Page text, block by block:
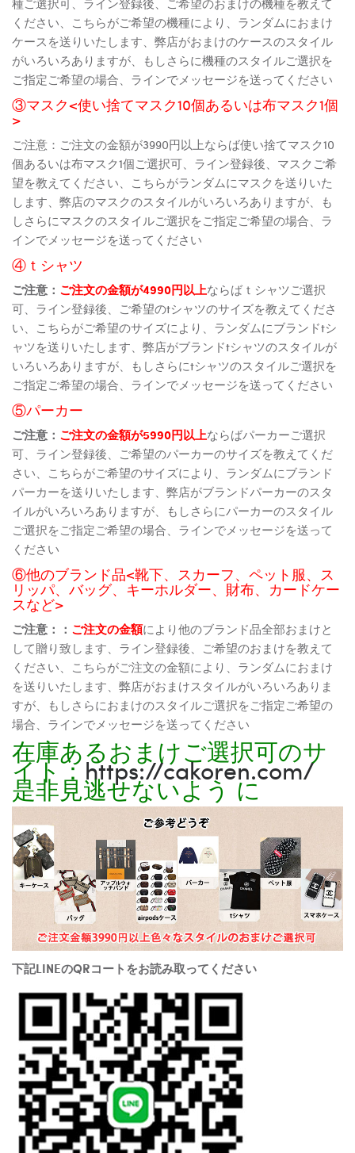
ください、こちらがご希望の機種により、ランダムにおまけ
ケースを送りいたします、弊店がおまけのケースのスタイル
がいろいろありますが、もしさらに機種のスタイルご選択を
ご指定ご希望の場合、ラインでメッセージを送ってください
③マスク<使い捨てマスク10個あるいは布マスク1個
>
ご注意：ご注文の金額が3990円以上ならば使い捨てマスク10
個あるいは布マスク1個ご選択可、ライン登録後、マスクご希
望を教えてください、こちらがランダムにマスクを送りいた
します、弊店のマスクのスタイルがいろいろありますが、も
しさらにマスクのスタイルご選択をご指定ご希望の場合、ラ
インでメッセージを送ってください
④ｔシャツ
ご注意： ご注文の金額が4990円以上ならばｔシャツご選択
可、ライン登録後、ご希望のtシャツのサイズを教えてくださ
い、こちらがご希望のサイズにより、ランダムにブランドtシ
ャツを送りいたします、弊店がブランドtシャツのスタイルが
いろいろありますが、もしさらにtシャツのスタイルご選択を
ご指定ご希望の場合、ラインでメッセージを送ってください
⑤パーカー
ご注意： ご注文の金額が5990円以上ならばパーカーご選択
可、ライン登録後、ご希望のパーカーのサイズを教えてくだ
さい、こちらがご希望のサイズにより、ランダムにブランド
パーカーを送りいたします、弊店がブランドパーカーのスタ
イルがいろいろありますが、もしさらにパーカーのスタイル
ご選択をご指定ご希望の場合、ラインでメッセージを送って
ください
⑥他のブランド品<靴下、スカーフ、ペット服、ス
リッパ、バッグ、キーホルダー、財布、カードケー
スなど>
ご注意：： ご注文の金額により他のブランド品全部おまけと
して贈り致します、ライン登録後、ご希望のおまけを教えて
ください、こちらがご注文の金額により、ランダムにおまけ
を送りいたします、弊店がおまけスタイルがいろいろありま
すが、もしさらにおまけのスタイルご選択をご指定ご希望の
場合、ラインでメッセージを送ってください
在庫あるおまけご選択可のサ
イト：https://cakoren.com/
是非見逃せないよう に
下記LINEのQRコートをお読み取ってください